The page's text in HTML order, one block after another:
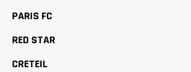
PARIS FC
RED STAR
CRETEIL